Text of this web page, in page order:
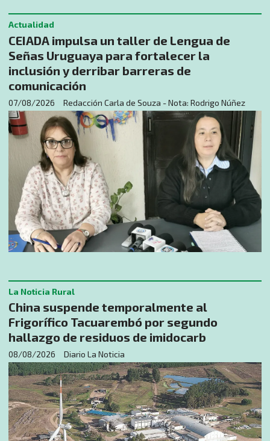
CEIADA impulsa un taller de Lengua de
Señas Uruguaya para fortalecer la
inclusión y derribar barreras de
comunicación
Redacción Carla de Souza - Nota: Rodrigo Núñez
Actualidad
07/08/2026
China suspende temporalmente al
Frigorífico Tacuarembó por segundo
hallazgo de residuos de imidocarb
Diario La Noticia
La Noticia Rural
08/08/2026